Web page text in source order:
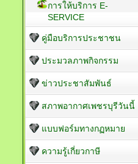
การให้บริการ E-
SERVICE
คู่มือบริการประชาชน
ประมวลภาพกิจกรรม
ข่าวประชาสัมพันธ์
สภาพอากาศเพชรบุรีวันนี้
แบบฟอร์มทางกฏหมาย
ความรู้เกี่ยวกาษี